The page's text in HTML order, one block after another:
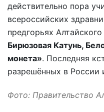
действительно пора
всероссийских
предгорьях
Бирюзовая Катунь,
монета». Последняя
разрешённых в России
Фото: Правительство